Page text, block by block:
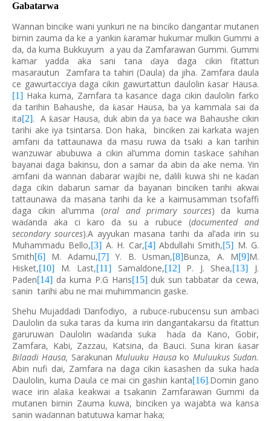
Gabatarwa
Wannan bincike wani yunkuri ne na binciko dangantar mutanen
birnin zauma da ke a yankin ƙaramar hukumar mulkin Gummi a
da, da kuma Bukkuyum a yau da Zamfarawan Gummi. Gummi
kamar yadda aka sani tana
ɗaya daga cikin fitattun
masarautun Zamfara ta tahiri (Daula) da jiha. Zamfara daula
ce gawurtacciya daga cikin gawurtattun daulolinƙasar Hausa.
[1] Haka kuma, Zamfara ta kasance daga cikin daulolin farko
da tarihin Bahaushe, da ƙasar Hausa, ba ya kammala sai da
ita[2]. A ƙasar Hausa, duk abin da ya ɓace wa Bahaushe cikin
tarihi ake iya tsintarsa. Don haka, binciken zai karkata wajen
amfani da tattaunawa da masu ruwa da tsaki a kan tarihin
wanzuwar abubuwa a cikin al’umma domin taskace sahihan
bayanai daga bakinsu, don a samar da abin da ake nema. Yin
amfani da wannan dabarar wajibi ne, dalili kuwa shi ne kaɗan
daga cikin dabarun samar da bayanan binciken tarihi akwai
tattaunawa da masana tarihi da ke a kaimusamman tsofaffi
daga cikin al’umma (oral and primary sources) da kuma
waɗanda aka ci karo da su a rubuce (documented and
secondary sources).A ayyukan masana tarihi da al’ada irin su
Muhammadu Bello,[3] A. H. Car,[4]Abdullahi Smith,[5] M. G.
Smith[6] M. Adamu,[7]Y. B. Usman,[8]Bunza, A. M[9]M.
Hisket,[10] M. Last,[11] Samaldone,[12]P. J. Shea,[13] J.
Paden[14] da kuma P.G Haris[15]duk sun tabbatar da cewa,
sanin tarihi abu ne mai muhimmancin gaske.
Shehu Mujaddadi Ɗanfodiyo, a rubuce-rubucensu sun ambaci
Daulolin da suka taras da kuma irin dangantakarsu da fitattun
garuruwan Daulolin waɗanda suka haɗa da Kano, Gobir,
Zamfara, Kabi, Zazzau, Katsina, da Bauci. Suna kiran ƙasar
Bilaadi Hausa, SarakunanMuluuku Hausako Muluukus Sudan.
Abin nufi dai, Zamfara na daga cikinƙasashen da suka haɗa
Daulolin, kuma Daula ce mai cin gashin kanta[16].Domin gano
wace irin alaƙa keakwai a tsakanin Zamfarawan Gummi da
mutanen birnin Zauma kuwa, binciken ya wajabta wa kansa
sanin waɗannan batutuwa kamar haka;